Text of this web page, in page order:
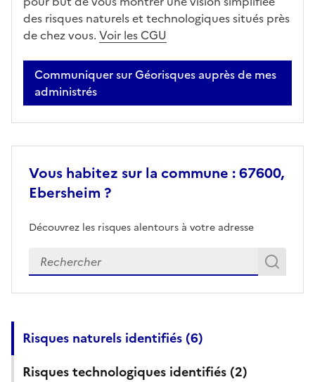
des risques naturels et technologiques situés près
de chez vous. Voir les CGU
Communiquer sur Géorisques auprès de mes
administrés
Vous habitez sur la commune : 67600,
Ebersheim ?
Découvrez les risques alentours à votre adresse
Veuillez renseigner votre adresse exacte
Risques naturels identifiés (6)
Risques technologiques identifiés (2)